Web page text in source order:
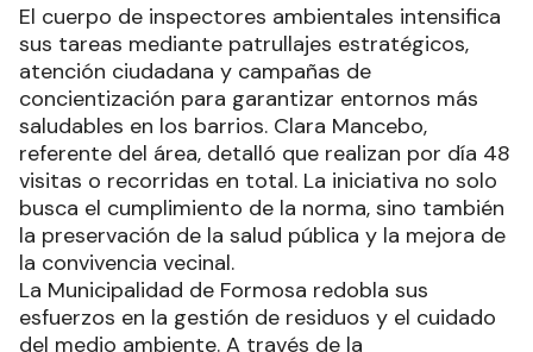
El cuerpo de inspectores ambientales intensifica
sus tareas mediante patrullajes estratégicos,
atención ciudadana y campañas de
concientización para garantizar entornos más
saludables en los barrios. Clara Mancebo,
referente del área, detalló que realizan por día 48
visitas o recorridas en total. La iniciativa no solo
busca el cumplimiento de la norma, sino también
la preservación de la salud pública y la mejora de
la convivencia vecinal.
La Municipalidad de Formosa redobla sus
esfuerzos en la gestión de residuos y el cuidado
del medio ambiente. A través de la